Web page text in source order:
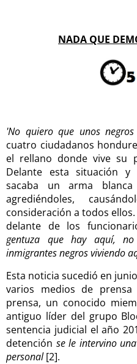
NADA QUE
'No quiero que unos
cuatro ciudadanos
el rellano donde vive su
Delante esta situación
sacaba un arma
agrediéndoles,
consideración a todos
delante de los
gentuza que hay aquí,
inmigrantes negros viviendo
Esta noticia sucedió en
varios medios de
prensa, un conocido
antiguo líder del grupo
sentencia judicial el año
detención se le intervino
personal[2].